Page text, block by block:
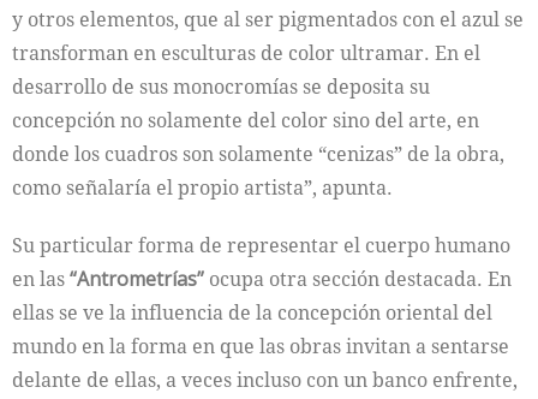
y otros elementos, que al ser pigmentados con el azul se
transforman en esculturas de color ultramar. En el
desarrollo de sus monocromías se deposita su
concepción no solamente del color sino del arte, en
donde los cuadros son solamente “cenizas” de la obra,
como señalaría el propio artista”, apunta.
Su particular forma de representar el cuerpo humano
en las“Antrometrías” ocupa otra sección destacada. En
ellas se ve la influencia de la concepción oriental del
mundo en la forma en que las obras invitan a sentarse
delante de ellas, a veces incluso con un banco enfrente,